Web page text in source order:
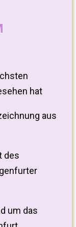
hat
aus
des
um das